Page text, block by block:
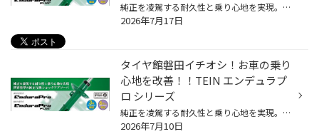
純正を凌駕する耐久性と乗り心地を実現。世界基準の純正互換ショックアブソーバー ☆純正形状 エンデュラプロ/エンデュラプロプラスは純正形状の高性能ショックアブソーバーです。 純正ショックアブソーバーと同形状のロアスプリングシートを備え、純正スプリングと純正アッパーマウントの使用を前提...
2026年7月17日
タイヤ館磐田イチオシ！お車の乗り
心地を改善！！TEIN エンデュラプ
ロ シリーズ
純正を凌駕する耐久性と乗り心地を実現。世界基準の純正互換ショックアブソーバー ☆純正形状 エンデュラプロ/エンデュラプロプラスは純正形状の高性能ショックアブソーバーです。 純正ショックアブソーバーと同形状のロアスプリングシートを備え、純正スプリングと純正アッパーマウントの使用を前提...
2026年7月10日